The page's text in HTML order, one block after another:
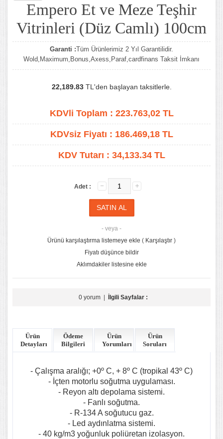
Empero Et ve Meze Teşhir
Vitrinleri (Düz Camlı) 100cm
Garanti :Tüm Ürünlerimiz 2 Yıl Garantilidir.
Wold,Maximum,Bonus,Axess,Paraf,cardfinans Taksit İmkanı
22,189.83TL'den başlayan taksitlerle.
KDVli Toplam : 223.763,02TL
KDVsiz Fiyatı : 186.469,18TL
KDV Tutarı : 34,133.34 TL
Adet :
- veya -
Ürünü karşılaştırma listemeye ekle ( Karşılaştır )
Fiyatı düşünce bildir
Aklımdakiler listesine ekle
0 yorum| İlgili Sayfalar :
Ürün
Detayları
Ödeme
Bilgileri
Ürün
Yorumları
Ürün
Soruları
- Çalışma aralığı; +0º C, + 8º C (tropikal 43º C)
- İçten motorlu soğutma uygulaması.
- Reyon altı depolama sistemi.
- Fanlı soğutma.
- R-134 A soğutucu gaz.
- Led aydınlatma sistemi.
- 40 kg/m3 yoğunluk poliüretan izolasyon.